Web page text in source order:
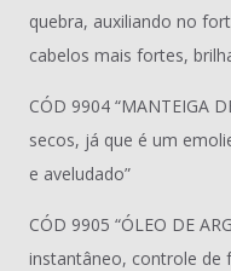
quebra, auxiliando no
cabelos mais fortes,
CÓD 9904 “MANTEIGA
secos, já que é um
e aveludado”
CÓD 9905 “ÓLEO DE
instantâneo, controle de